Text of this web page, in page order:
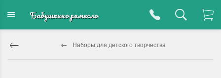
Бабушкино ремесло
Наборы для детского творчества